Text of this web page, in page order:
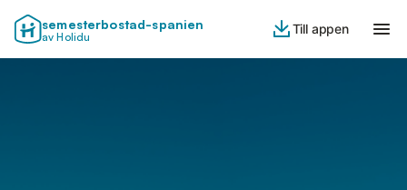
semesterbostad-spanien
av Holidu
Till appen